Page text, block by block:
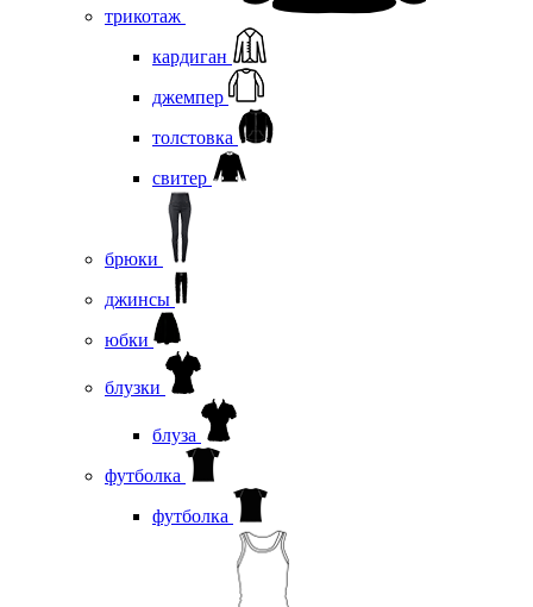
трикотаж
кардиган
джемпер
толстовка
свитер
брюки
джинсы
юбки
блузки
блуза
футболка
футболка